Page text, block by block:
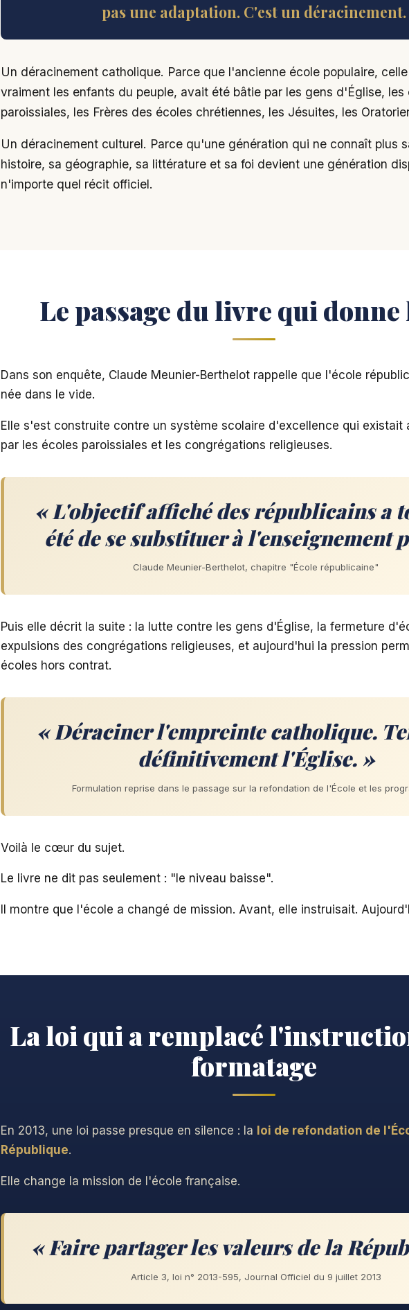
pas une adaptation. C'est un déracinement.
Un déracinement catholique. Parce que l'ancienne école populaire,
vraiment les enfants du peuple, avait été bâtie par les gens d'Église, les
paroissiales, les Frères des écoles chrétiennes, les Jésuites, les
Un déracinement culturel. Parce qu'une génération qui ne connaît plus
histoire, sa géographie, sa littérature et sa foi devient une génération
n'importe quel récit officiel.
Le passage du livre qui donne
Dans son enquête, Claude Meunier-Berthelot rappelle que l'école
née dans le vide.
Elle s'est construite contre un système scolaire d'excellence qui existait
par les écoles paroissiales et les congrégations religieuses.
« L'objectif affiché des républicains a
été de se substituer à l'enseignement
Claude Meunier-Berthelot, chapitre "École républicaine"
Puis elle décrit la suite : la lutte contre les gens d'Église, la fermeture
expulsions des congrégations religieuses, et aujourd'hui la pression
écoles hors contrat.
« Déraciner l'empreinte catholique.
définitivement l'Église. »
Formulation reprise dans le passage sur la refondation de l'École et les
Voilà le cœur du sujet.
Le livre ne dit pas seulement : "le niveau baisse".
Il montre que l'école a changé de mission. Avant, elle instruisait.
La loi qui a remplacé
formatage
En 2013, une loi passe presque en silence : la loi de refondation de
République.
Elle change la mission de l'école française.
« Faire partager les valeurs de la
Article 3, loi n° 2013-595, Journal Officiel du 9 juillet 2013